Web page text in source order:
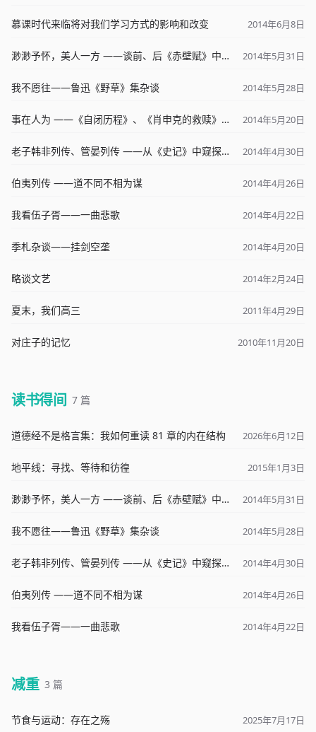
慕课时代来临将对我们学习方式的影响和改变 2014年6月8日
渺渺予怀，美人一方 ——谈前、后《赤壁赋》中的苏子情怀 2014年5月31日
我不愿往——鲁迅《野草》集杂谈 2014年5月28日
事在人为 ——《自闭历程》、《肖申克的救赎》之我谈 2014年5月20日
老子韩非列传、管晏列传 ——从《史记》中窥探中国学派分流 2014年4月30日
伯夷列传 ——道不同不相为谋 2014年4月26日
我看伍子胥——一曲悲歌 2014年4月22日
季札杂谈——挂剑空垄 2014年4月20日
略谈文艺 2014年2月24日
夏末，我们高三 2011年4月29日
对庄子的记忆 2010年11月20日
读书得间 7 篇
道德经不是格言集：我如何重读 81 章的内在结构 2026年6月12日
地平线：寻找、等待和彷徨 2015年1月3日
渺渺予怀，美人一方 ——谈前、后《赤壁赋》中的苏子情怀 2014年5月31日
我不愿往——鲁迅《野草》集杂谈 2014年5月28日
老子韩非列传、管晏列传 ——从《史记》中窥探中国学派分流 2014年4月30日
伯夷列传 ——道不同不相为谋 2014年4月26日
我看伍子胥——一曲悲歌 2014年4月22日
减重 3 篇
节食与运动：存在之殇 2025年7月17日